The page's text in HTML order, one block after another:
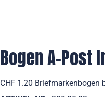
Bogen A-Post
CHF 1.20 Briefmarkenbogen